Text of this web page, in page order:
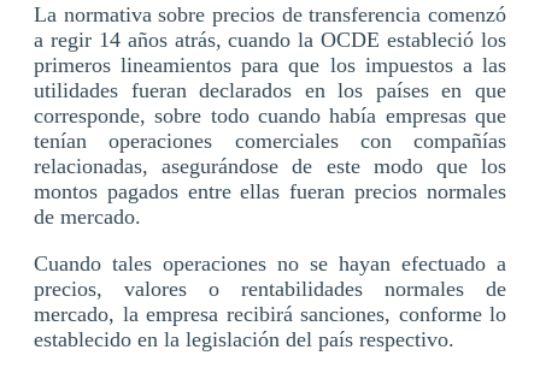
La normativa sobre precios de transferencia comenzó
a regir 14 años atrás, cuando la OCDE estableció los
primeros lineamientos para que los impuestos a las
utilidades fueran declarados en los países en que
corresponde, sobre todo cuando había empresas que
tenían operaciones comerciales con compañías
relacionadas, asegurándose de este modo que los
montos pagados entre ellas fueran precios normales
de mercado.
Cuando tales operaciones no se hayan efectuado a
precios, valores o rentabilidades normales de
mercado, la empresa recibirá sanciones, conforme lo
establecido en la legislación del país respectivo.